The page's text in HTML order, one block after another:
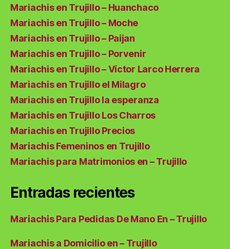
Mariachis en Trujillo – Huanchaco
Mariachis en Trujillo – Moche
Mariachis en Trujillo – Paijan
Mariachis en Trujillo – Porvenir
Mariachis en Trujillo – Víctor Larco Herrera
Mariachis en Trujillo el Milagro
Mariachis en Trujillo la esperanza
Mariachis en Trujillo Los Charros
Mariachis en Trujillo Precios
Mariachis Femeninos en Trujillo
Mariachis para Matrimonios en – Trujillo
Entradas recientes
Mariachis Para Pedidas De Mano En – Trujillo
Mariachis a Domicilio en – Trujillo